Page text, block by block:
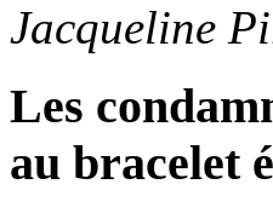
Jacqueline
Les
au bracelet